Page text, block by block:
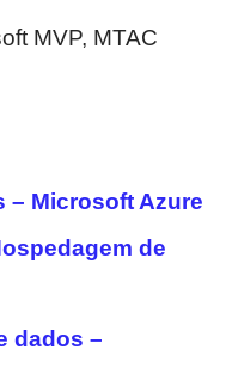
MVP, MTAC
– Microsoft Azure
de
dados –